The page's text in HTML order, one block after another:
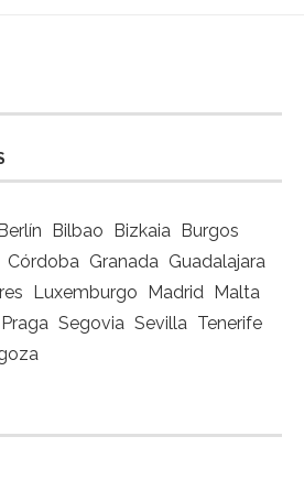
Bilbao Bizkaia Burgos
Córdoba Granada Guadalajara
Luxemburgo Madrid Malta
Praga Segovia Sevilla Tenerife